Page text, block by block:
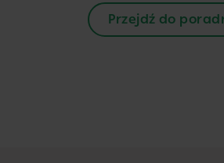
Przejdź do